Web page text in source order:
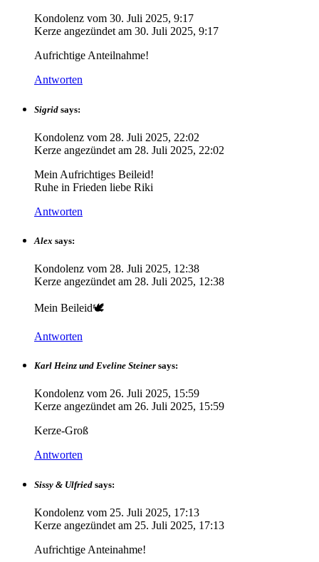
Kondolenz vom 30. Juli 2025, 9:17
Kerze angezündet am 30. Juli 2025, 9:17
Aufrichtige Anteilnahme!
Antworten
Sigrid says:
Kondolenz vom 28. Juli 2025, 22:02
Kerze angezündet am 28. Juli 2025, 22:02
Mein Aufrichtiges Beileid!
Ruhe in Frieden liebe Riki
Antworten
Alex says:
Kondolenz vom 28. Juli 2025, 12:38
Kerze angezündet am 28. Juli 2025, 12:38
Mein Beileid🕊
Antworten
Karl Heinz und Eveline Steiner says:
Kondolenz vom 26. Juli 2025, 15:59
Kerze angezündet am 26. Juli 2025, 15:59
Kerze-Groß
Antworten
Sissy & Ulfried says:
Kondolenz vom 25. Juli 2025, 17:13
Kerze angezündet am 25. Juli 2025, 17:13
Aufrichtige Anteinahme!